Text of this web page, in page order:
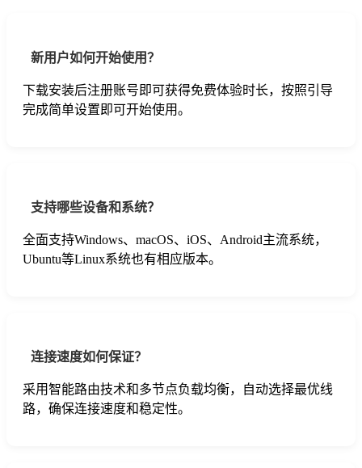
新用户如何开始使用？
下载安装后注册账号即可获得免费体验时长，按照引导
完成简单设置即可开始使用。
支持哪些设备和系统？
全面支持Windows、macOS、iOS、Android主流系统，
Ubuntu等Linux系统也有相应版本。
连接速度如何保证？
采用智能路由技术和多节点负载均衡，自动选择最优线
路，确保连接速度和稳定性。